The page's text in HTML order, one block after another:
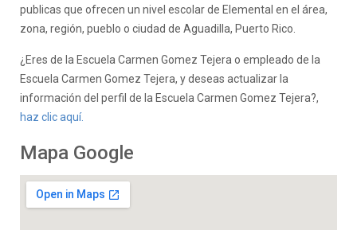
publicas que ofrecen un nivel escolar de Elemental en el área,
zona, región, pueblo o ciudad de Aguadilla, Puerto Rico.
¿Eres de la Escuela Carmen Gomez Tejera o empleado de la
Escuela Carmen Gomez Tejera, y deseas actualizar la
información del perfil de la Escuela Carmen Gomez Tejera?,
haz clic aquí.
Mapa Google